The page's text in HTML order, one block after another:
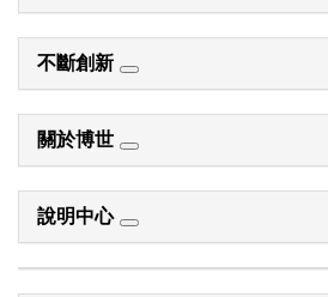
不斷創新
關於博世
說明中心